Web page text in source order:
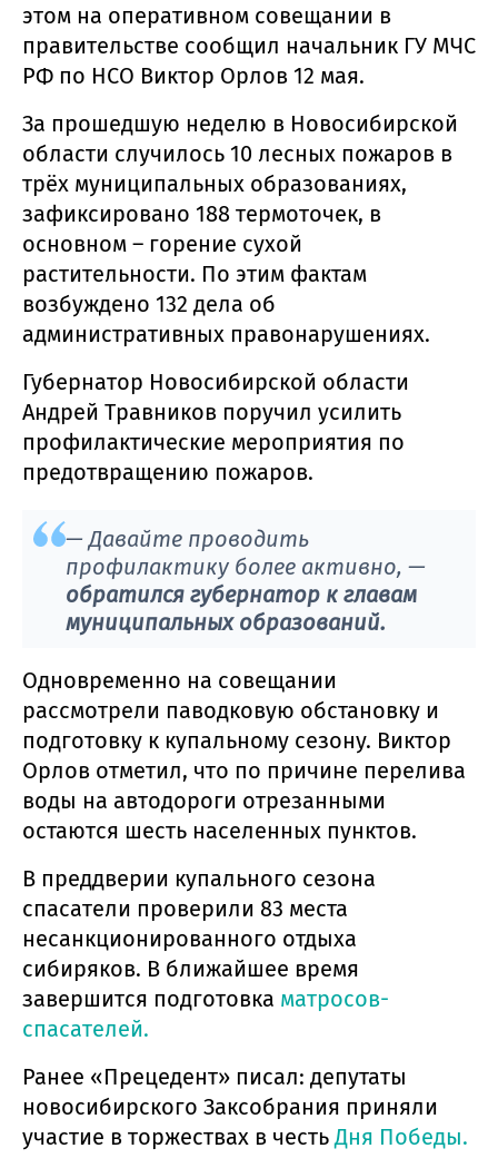
этом на оперативном совещании в
правительстве сообщил начальник ГУ МЧС
РФ по НСО Виктор Орлов 12 мая.
За прошедшую неделю в Новосибирской
области случилось 10 лесных пожаров в
трёх муниципальных образованиях,
зафиксировано 188 термоточек, в
основном – горение сухой
растительности. По этим фактам
возбуждено 132 дела об
административных правонарушениях.
Губернатор Новосибирской области
Андрей Травников поручил усилить
профилактические мероприятия по
предотвращению пожаров.
— Давайте проводить
профилактику более активно, —
обратился губернатор к главам
муниципальных образований.
Одновременно на совещании
рассмотрели паводковую обстановку и
подготовку к купальному сезону. Виктор
Орлов отметил, что по причине перелива
воды на автодороги отрезанными
остаются шесть населенных пунктов.
В преддверии купального сезона
спасатели проверили 83 места
несанкционированного отдыха
сибиряков. В ближайшее время
завершится подготовка матросов-
спасателей.
Ранее «Прецедент» писал: депутаты
новосибирского Заксобрания приняли
участие в торжествах в честьДня Победы.